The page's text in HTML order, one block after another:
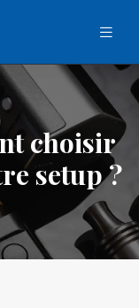
choisir
setup ?